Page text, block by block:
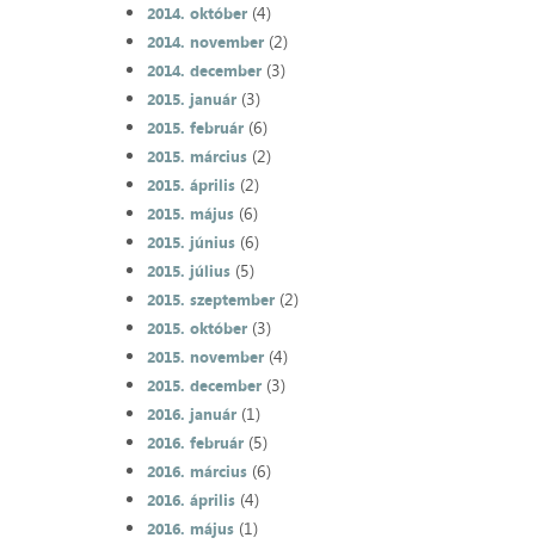
2014. október(4)
2014. november(2)
2014. december(3)
2015. január(3)
2015. február(6)
2015. március(2)
2015. április(2)
2015. május(6)
2015. június(6)
2015. július(5)
2015. szeptember(2)
2015. október(3)
2015. november(4)
2015. december(3)
2016. január(1)
2016. február(5)
2016. március(6)
2016. április(4)
2016. május(1)